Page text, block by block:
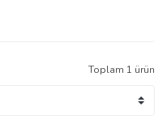
Toplam 1 ürün